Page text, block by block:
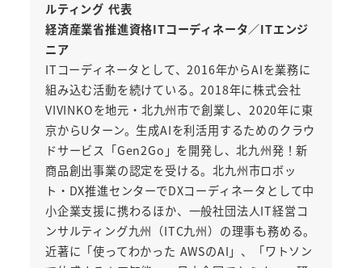
ルティング 代表
経済産業省推進資格ITコーディネータ／ITエンジ
ニア
ITコーディネータとして、2016年からAIを業務に
組み込む活動を続けている。2018年に株式会社
VIVINKOを地元・北九州市で創業し、2020年に東
京からUターン。生成AIを利活用するためのクラウ
ドサービス「Gen2Go」を開発し、北九州発！新
商品創出事業の認定を受ける。北九州市ロボッ
ト・DX推進センターでDXコーディネータとして中
小企業支援に携わるほか、一般社団法人IT経営コ
ンサルティング九州（ITC九州）の理事も務める。
近著に「使ってわかった AWSのAI」、「ワトソン